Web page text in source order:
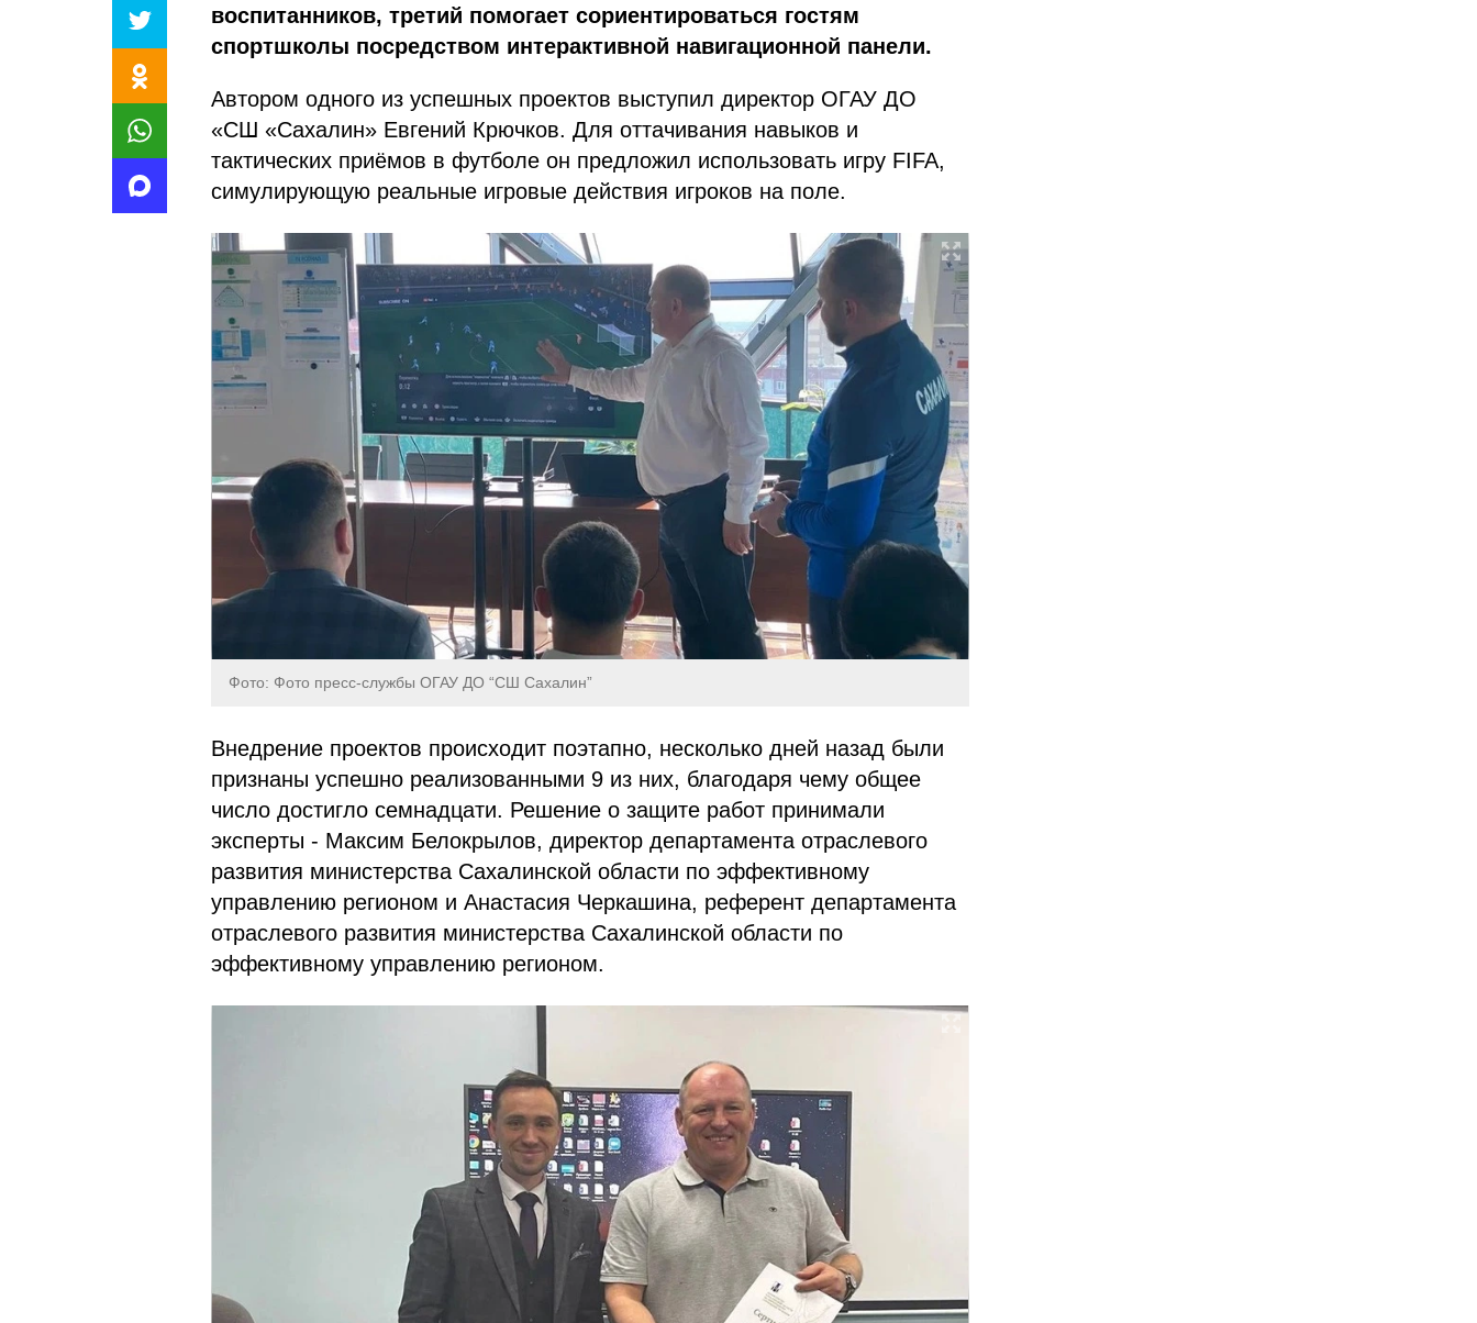
воспитанников, третий помогает сориентироваться гостям
спортшколы посредством интерактивной навигационной панели.
Автором одного из успешных проектов выступил директор ОГАУ ДО
«СШ «Сахалин» Евгений Крючков. Для оттачивания навыков и
тактических приёмов в футболе он предложил использовать игру FIFA,
симулирующую реальные игровые действия игроков на поле.
Фото: Фото пресс-службы ОГАУ ДО “СШ Сахалин”
Внедрение проектов происходит поэтапно, несколько дней назад были
признаны успешно реализованными 9 из них, благодаря чему общее
число достигло семнадцати. Решение о защите работ принимали
эксперты - Максим Белокрылов, директор департамента отраслевого
развития министерства Сахалинской области по эффективному
управлению регионом и Анастасия Черкашина, референт департамента
отраслевого развития министерства Сахалинской области по
эффективному управлению регионом.